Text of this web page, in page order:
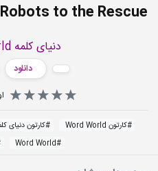
Robots to the Rescue!
دنیای کلمه Word World
دانلود
#کارتون Word World #کارتون دنیای
#
Word World